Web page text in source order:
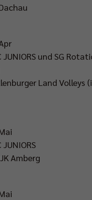
und SG
Land Volleys
Amberg